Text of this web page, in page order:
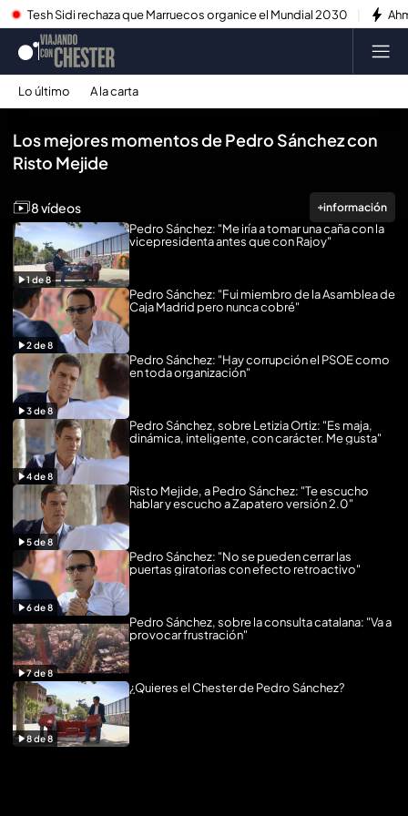
Tesh Sidi rechaza que Marruecos organice el Mundial 2030
Lo último A la carta
Los mejores momentos de Pedro Sánchez con
Risto Mejide
Reproducir todo
8 vídeos información
1de8
Pedro Sánchez: "Me iría a tomar una caña con la
vicepresidenta antes que con Rajoy"
2de8
Pedro Sánchez: "Fui miembro de la Asamblea de
Caja Madrid pero nunca cobré"
3de8
Pedro Sánchez: "Hay corrupción el PSOE como
en toda organización"
4de8
Pedro Sánchez, sobre Letizia Ortiz: "Es maja,
dinámica, inteligente, con carácter. Me gusta"
5de8
Risto Mejide, a Pedro Sánchez: "Te escucho
hablar y escucho a Zapatero versión 2.0"
6de8
Pedro Sánchez: "No se pueden cerrar las
puertas giratorias con efecto retroactivo"
7de8
Pedro Sánchez, sobre la consulta catalana: "Va a
provocar frustración"
8de8
¿Quieres el Chester de Pedro Sánchez?